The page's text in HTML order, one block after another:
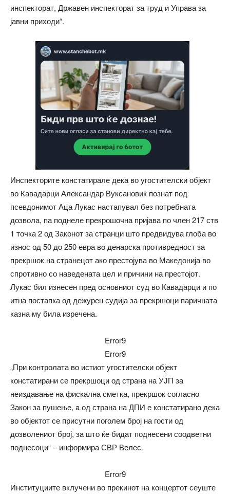
инспекторат, Државен инспекторат за труд и Управа за
јавни приходи“.
Инспекторите констатирале дека во угостителски објект
во Кавадарци Александар Вуксановиќ познат под
псевдонимот Аца Лукас настапувал без потребната
дозвола, па поднеле прекрошочна пријава по член 217 ств
1 точка 2 од Законот за странци што предвидува глоба во
износ од 50 до 250 евра во денарска противредност за
прекршок на странецот ако престојува во Македонија во
спротивно со наведената цел и причини на престојот.
Лукас бил изнесен пред основниот суд во Кавадарци и по
итна постапка од дежурен судија за прекршоци паричната
казна му била изречена.
Error9
Error9
„При контролата во истиот угостителски објект
констатирани се прекршоци од страна на УЈП за
неиздавање на фискална сметка, прекршок согласно
Закон за пушење, a од страна на ДПИ е констатирано дека
во објектот се присутни поголем број на гости од
дозволениот број, за што ќе бидат поднесени соодветни
поднесоци“ – информира СВР Велес.
Error9
Институциите вклучени во прекинот на концертот сеуште